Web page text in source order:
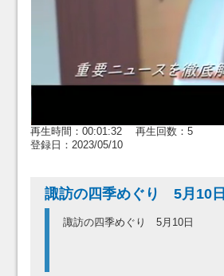
再生時間：00:01:32 再生回数：5
登録日：2023/05/10
諏訪の四季めぐり 5月10日
諏訪の四季めぐり 5月10日